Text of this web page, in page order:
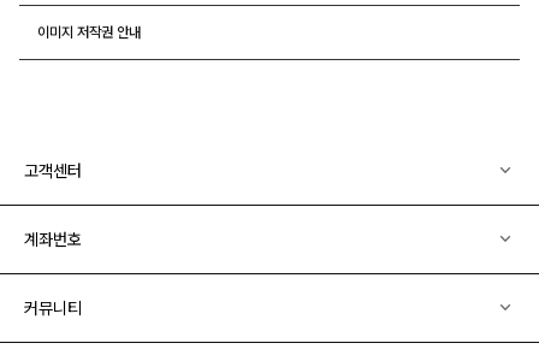
이미지 저작권 안내
고객센터
계좌번호
커뮤니티